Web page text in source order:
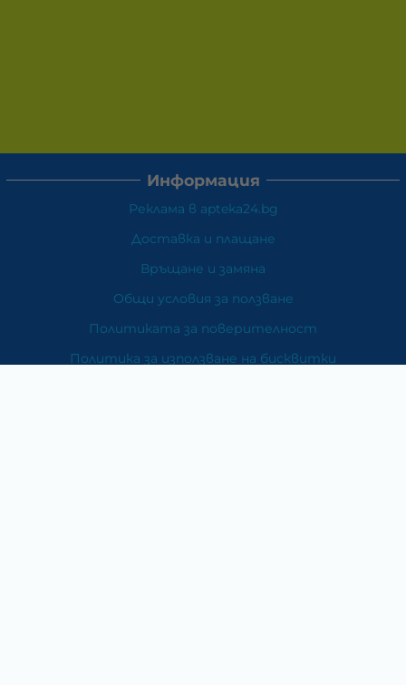
Информация
Реклама в apteka24.bg
Доставка и плащане
Връщане и замяна
Общи условия за ползване
Политиката за поверителност
Политика за използване на бисквитки